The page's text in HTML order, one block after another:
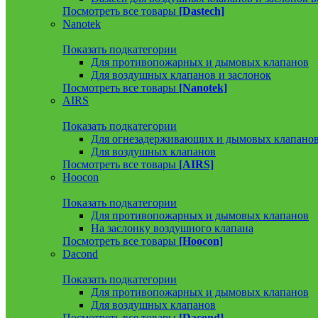
Посмотреть все товары [Dastech]
Nanotek
Показать подкатегории
Для противопожарных и дымовых клапанов
Для воздушных клапанов и заслонок
Посмотреть все товары [Nanotek]
AIRS
Показать подкатегории
Для огнезадерживающих и дымовых
Для воздушных клапанов
Посмотреть все товары [AIRS]
Hoocon
Показать подкатегории
Для противопожарных и дымовых клапанов
На заслонку воздушного клапана
Посмотреть все товары [Hoocon]
Dacond
Показать подкатегории
Для противопожарных и дымовых клапанов
Для воздушных клапанов